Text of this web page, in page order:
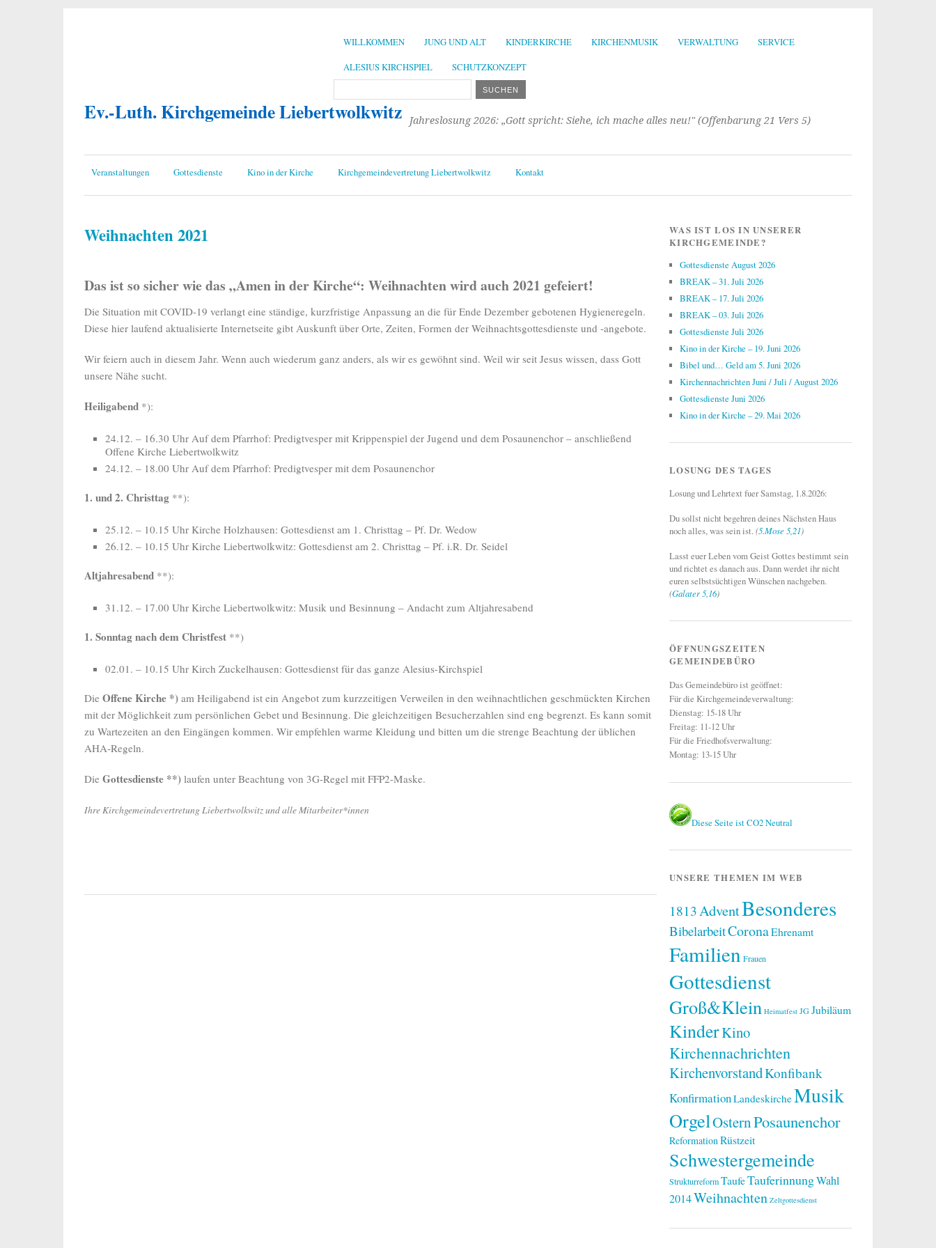
WILLKOMMEN JUNG UND ALT KINDERKIRCHE KIRCHENMUSIK VERWALTUNG
SERVICE
ALESIUS KIRCHSPIEL
SCHUTZKONZEPT
Ev.-Luth. Kirchgemeinde Liebertwolkwitz Jahreslosung 2026: „Gott spricht: Siehe, ich mache alles neu!" (Offenbarung 21 Vers 5)
Veranstaltungen Gottesdienste Kino in der Kirche Kirchgemeindevertretung Liebertwolkwitz Kontakt
Weihnachten 2021
Das ist so sicher wie das „Amen in der Kirche“: Weihnachten wird auch 2021 gefeiert!
Die Situation mit COVID-19 verlangt eine ständige, kurzfristige Anpassung an die für Ende Dezember gebotenen Hygieneregeln.
Diese hier laufend aktualisierte Internetseite gibt Auskunft über Orte, Zeiten, Formen der Weihnachtsgottesdienste und -angebote.
Wir feiern auch in diesem Jahr. Wenn auch wiederum ganz anders, als wir es gewöhnt sind. Weil wir seit Jesus wissen, dass Gott
unsere Nähe sucht.
Heiligabend *):
24.12. – 16.30 Uhr Auf dem Pfarrhof: Predigtvesper mit Krippenspiel der Jugend und dem Posaunenchor – anschließend
Offene Kirche Liebertwolkwitz
24.12. – 18.00 Uhr Auf dem Pfarrhof: Predigtvesper mit dem Posaunenchor
1. und 2. Christtag **):
25.12. – 10.15 Uhr Kirche Holzhausen: Gottesdienst am 1. Christtag – Pf. Dr. Wedow
26.12. – 10.15 Uhr Kirche Liebertwolkwitz: Gottesdienst am 2. Christtag – Pf. i.R. Dr. Seidel
Altjahresabend **):
31.12. – 17.00 Uhr Kirche Liebertwolkwitz: Musik und Besinnung – Andacht zum Altjahresabend
1. Sonntag nach dem Christfest **)
02.01. – 10.15 Uhr Kirch Zuckelhausen: Gottesdienst für das ganze Alesius-Kirchspiel
Die Offene Kirche *) am Heiligabend ist ein Angebot zum kurzzeitigen Verweilen in den weihnachtlichen geschmückten Kirchen
mit der Möglichkeit zum persönlichen Gebet und Besinnung. Die gleichzeitigen Besucherzahlen sind eng begrenzt. Es kann somit
zu Wartezeiten an den Eingängen kommen. Wir empfehlen warme Kleidung und bitten um die strenge Beachtung der üblichen
AHA-Regeln.
Die Gottesdienste **) laufen unter Beachtung von 3G-Regel mit FFP2-Maske.
Ihre Kirchgemeindevertretung Liebertwolkwitz und alle Mitarbeiter*innen
WAS IST LOS IN UNSERER
KIRCHGEMEINDE?
Gottesdienste August 2026
BREAK – 31. Juli 2026
BREAK – 17. Juli 2026
BREAK – 03. Juli 2026
Gottesdienste Juli 2026
Kino in der Kirche – 19. Juni 2026
Bibel und… Geld am 5. Juni 2026
Kirchennachrichten Juni / Juli / August 2026
Gottesdienste Juni 2026
Kino in der Kirche – 29. Mai 2026
LOSUNG DES TAGES
Losung und Lehrtext fuer Samstag, 1.8.2026:
Du sollst nicht begehren deines Nächsten Haus
noch alles, was sein ist.(5.Mose 5,21)
Lasst euer Leben vom Geist Gottes bestimmt sein
und richtet es danach aus. Dann werdet ihr nicht
euren selbstsüchtigen Wünschen nachgeben.
(Galater 5,16)
ÖFFNUNGSZEITEN
GEMEINDEBÜRO
Das Gemeindebüro ist geöffnet:
Für die Kirchgemeindeverwaltung:
Dienstag: 15-18 Uhr
Freitag: 11-12 Uhr
Für die Friedhofsverwaltung:
Montag: 13-15 Uhr
Diese Seite ist CO2 Neutral
UNSERE THEMEN IM WEB
1813AdventBesonderes
BibelarbeitCoronaEhrenamt
Familien Frauen
Gottesdienst
Groß&Klein Heimatfest JGJubiläum
KinderKino
Kirchennachrichten
KirchenvorstandKonfibank
KonfirmationLandeskircheMusik
OrgelOsternPosaunenchor
ReformationRüstzeit
Schwestergemeinde
StrukturreformTaufeTauferinnungWahl
2014Weihnachten Zeltgottesdienst